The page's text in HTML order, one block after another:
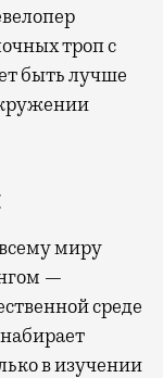
троп с
быть лучше
миру
—
среде
в изучении